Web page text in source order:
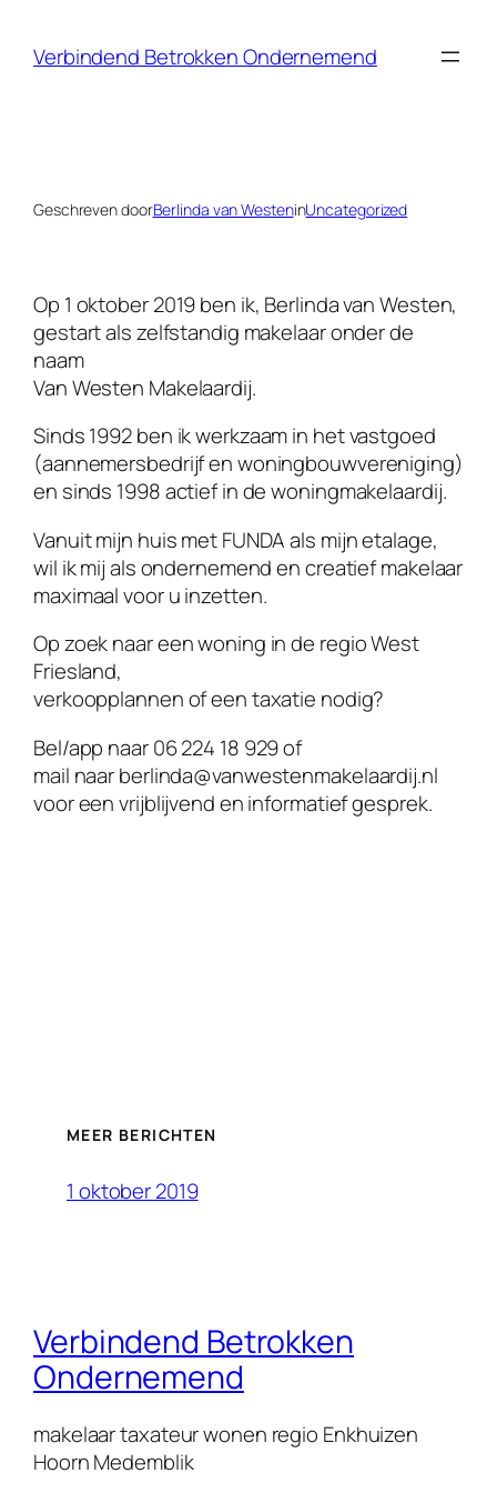
Verbindend Betrokken Ondernemend
Geschreven doorBerlinda van WesteninUncategorized
Op 1 oktober 2019 ben ik, Berlinda van Westen,
gestart als zelfstandig makelaar onder de
naam
Van Westen Makelaardij.
Sinds 1992 ben ik werkzaam in het vastgoed
(aannemersbedrijf en woningbouwvereniging)
en sinds 1998 actief in de woningmakelaardij.
Vanuit mijn huis met FUNDA als mijn etalage,
wil ik mij als ondernemend en creatief makelaar
maximaal voor u inzetten.
Op zoek naar een woning in de regio West
Friesland,
verkoopplannen of een taxatie nodig?
Bel/app naar 06 224 18 929 of
mail naar berlinda@vanwestenmakelaardij.nl
voor een vrijblijvend en informatief gesprek.
MEER BERICHTEN
1 oktober 2019
Verbindend Betrokken
Ondernemend
makelaar taxateur wonen regio Enkhuizen
Hoorn Medemblik